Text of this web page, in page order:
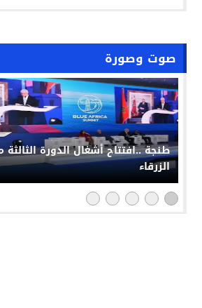
صوت وصورة
طنجة ..افتتاح أشغال الدورة
الزرقاء